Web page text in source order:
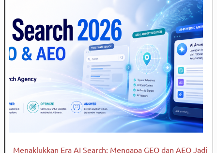
Menaklukkan Era AI Search: Mengapa GEO dan AEO Jadi